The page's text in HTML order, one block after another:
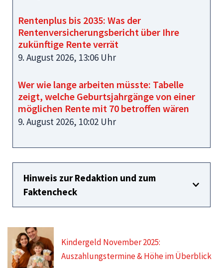
Rentenplus bis 2035: Was der
Rentenversicherungsbericht über Ihre
zukünftige Rente verrät
9. August 2026, 13:06 Uhr
Wer wie lange arbeiten müsste: Tabelle
zeigt, welche Geburtsjahrgänge von einer
möglichen Rente mit 70 betroffen wären
9. August 2026, 10:02 Uhr
Hinweis zur Redaktion und zum
Faktencheck
Kindergeld November 2025:
Auszahlungstermine & Höhe im Überblick